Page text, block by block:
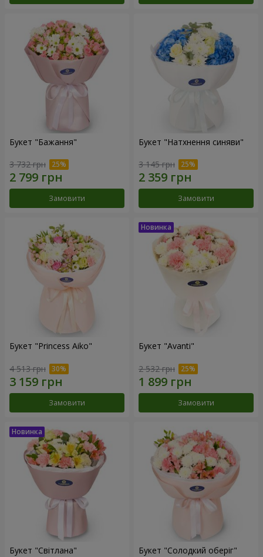
Букет "Бажання"
3 732 грн
Замовити
Букет "Натхнення синяви"
3 145 грн
Замовити
Букет "Princess Aiko"
4 513 грн
Замовити
Букет "Avanti"
2 532 грн
Замовити
Букет "Світлана" Букет "Солодкий оберіг"